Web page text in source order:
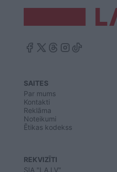
SAITES
Par mums
Kontakti
Reklāma
Noteikumi
Ētikas kodekss
REKVIZĪTI
SIA "LA.LV"